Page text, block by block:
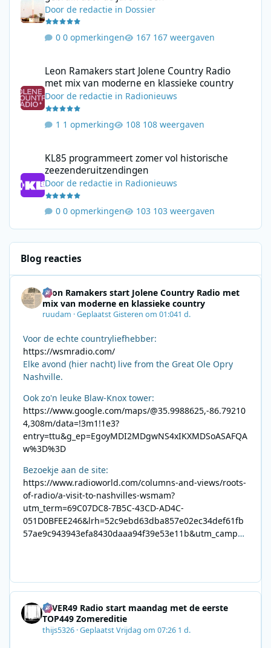
Doorde redactie in Dossier
0 opmerkingen 167 weergaven
Leon Ramakers start Jolene Country Radio
met mix van moderne en klassieke country
Doorde redactie in Radionieuws
1 opmerking 108 weergaven
KL85 programmeert zomer vol historische
zeezenderuitzendingen
Doorde redactie in Radionieuws
0 opmerkingen 103 weergaven
Blog reacties
Leon Ramakers start Jolene Country Radio met
mix van moderne en klassieke country
ruudam ·GeplaatstGisteren om 01:041 d.
Voor de echte countryliefhebber:
https://wsmradio.com/
Elke avond (hier nacht) live from the Great Ole Opry
Nashville.
Ook zo'n leuke Blaw-Knox tower:
https://www.google.com/maps/@35.9988625,-86.79210
4,308m/data=!3m1!1e3?
entry=ttu&g_ep=EgoyMDI2MDgwNS4xIKXMDSoASAFQA
w%3D%3D
Bezoekje aan de site:
https://www.radioworld.com/columns-and-views/roots-
of-radio/a-visit-to-nashvilles-wsmam?
utm_term=69C07DC8-7B5C-43CD-AD4C-
051D0BFEE246&lrh=52c9ebd63dba857e02ec34def61fb
57ae9c943943efa8430daaa94f39e53e11b&utm_campai
8F09201A140D&utm_source=SmartBrief
4EVER49 Radio start maandag met de eerste
TOP449 Zomereditie
thijs5326 ·GeplaatstVrijdag om 07:26 1 d.